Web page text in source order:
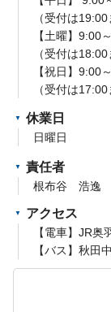
（受付は19:00
【土曜】9:00
（受付は18:00
【祝日】9:00
（受付は17:00
休業日
日曜日
責任者
根布谷 浩逸
アクセス
【電車】JR
【バス】秋田